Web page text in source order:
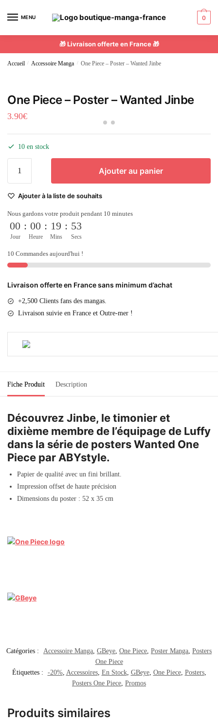
MENU 0
🎁 Livraison offerte en France 🎁
Accueil / Accessoire Manga / One Piece – Poster – Wanted Jinbe
One Piece – Poster – Wanted Jinbe
3.90€
10 en stock
Ajouter au panier
Ajouter à la liste de souhaits
Nous gardons votre produit pendant 10 minutes
00
Jour
: 00
Heure
: 19
Mins
: 53
Secs
10 Commandes aujourd'hui !
Livraison offerte en France sans minimum d’achat
+2,500 Clients fans des mangas.
Livraison suivie en France et Outre-mer !
Fiche Produit Description
Découvrez Jinbe, le timonier et
dixième membre de l’équipage de Luffy
dans la série de posters Wanted One
Piece par ABYstyle.
Papier de qualité avec un fini brillant.
Impression offset de haute précision
Dimensions du poster : 52 x 35 cm
Catégories : Accessoire Manga, GBeye, One Piece, Poster Manga, Posters
One Piece
Étiquettes :
-20%, Accessoires, En Stock, GBeye, One Piece, Posters,
Posters One Piece, Promos
Produits similaires